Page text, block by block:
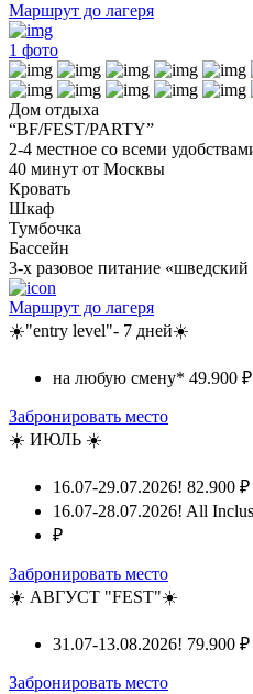
Маршрут до лагеря
1 фото
Дом отдыха
“BF/FEST/PARTY”
2-4 местное со всеми
40 минут от Москвы
Кровать
Шкаф
Тумбочка
Бассейн
3-х разовое питание «шведский
Маршрут до лагеря
☀️"entry level"- 7 дней☀️
на любую смену* 49.900 ₽
Забронировать место
☀️ ИЮЛЬ ☀️
16.07-29.07.2026! 82.900 ₽
16.07-28.07.2026! All
₽
Забронировать место
☀️ АВГУСТ "FEST"☀️
31.07-13.08.2026! 79.900 ₽
Забронировать место